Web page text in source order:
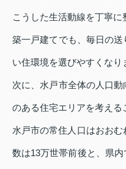
こうした生活動線を丁寧
築一戸建てでも、毎日の送
い住環境を選びやすくなり
次に、水戸市全体の人口
のある住宅エリアを考える
水戸市の常住人口はおお
数は13万世帯前後と、県